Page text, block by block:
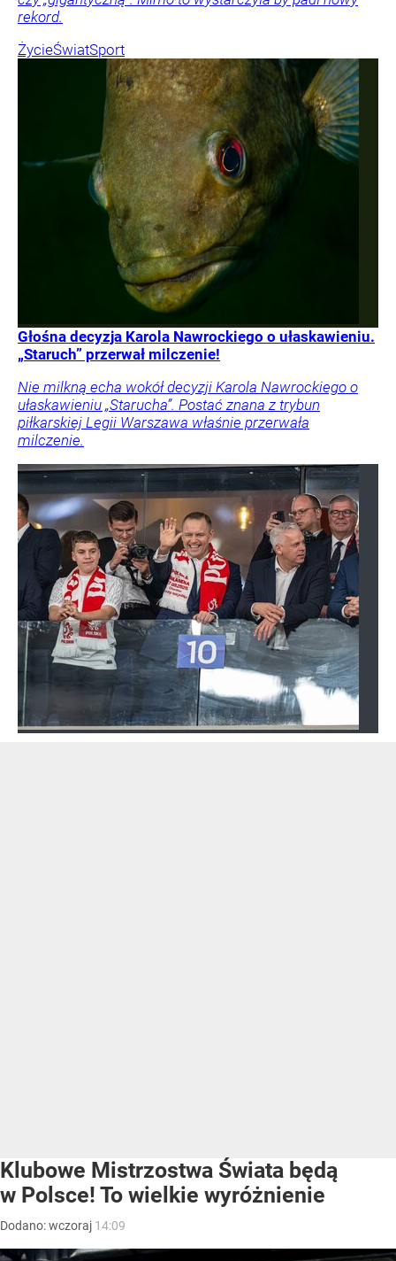
rekord.
ŻycieŚwiatSport
Głośna decyzja Karola Nawrockiego o ułaskawieniu.
„Staruch” przerwał milczenie!
Nie milkną echa wokół decyzji Karola Nawrockiego o
ułaskawieniu „Starucha”. Postać znana z trybun
piłkarskiej Legii Warszawa właśnie przerwała
milczenie.
Klubowe Mistrzostwa Świata będą
w Polsce! To wielkie wyróżnienie
Dodano:wczoraj 14:09